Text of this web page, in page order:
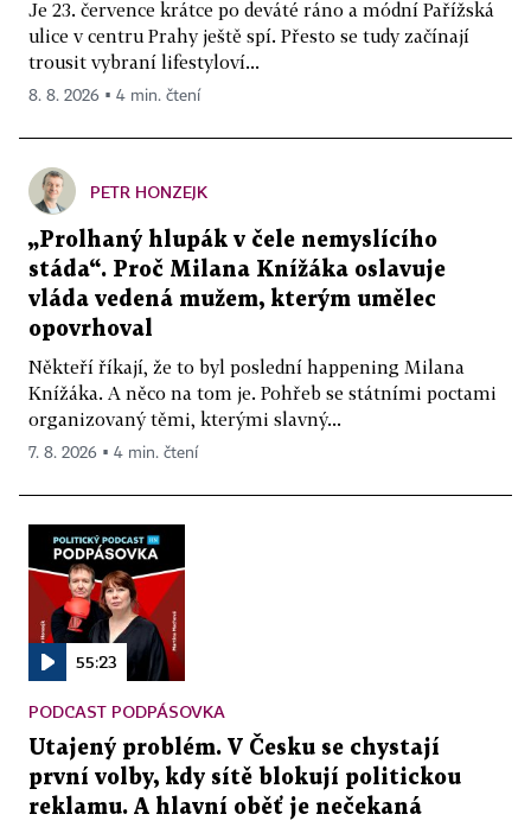
Je 23. července krátce po deváté ráno a módní Pařížská
ulice v centru Prahy ještě spí. Přesto se tudy začínají
trousit vybraní lifestyloví...
8. 8. 2026 ▪ 4 min. čtení
PETR HONZEJK
„Prolhaný hlupák v čele nemyslícího
stáda“. Proč Milana Knížáka oslavuje
vláda vedená mužem, kterým umělec
opovrhoval
Někteří říkají, že to byl poslední happening Milana
Knížáka. A něco na tom je. Pohřeb se státními poctami
organizovaný těmi, kterými slavný...
7. 8. 2026 ▪ 4 min. čtení
55:23
PODCAST PODPÁSOVKA
Utajený problém. V Česku se chystají
první volby, kdy sítě blokují politickou
reklamu. A hlavní oběť je nečekaná